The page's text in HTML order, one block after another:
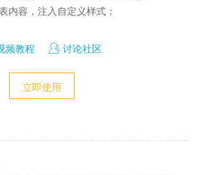
内容，注入自定义样式；
频教程 讨论社区
立即使用